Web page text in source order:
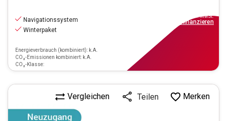
Navigationssystem
Winterpaket
Energieverbrauch (kombiniert): k.A.
CO₂-Emissionen kombiniert: k.A.
CO₂-Klasse:
inkl.MwSt.
finanzieren
Vergleichen Teilen Merken